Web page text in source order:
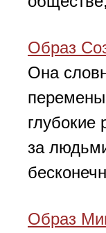
Образ
Она
перемены
за
Образ